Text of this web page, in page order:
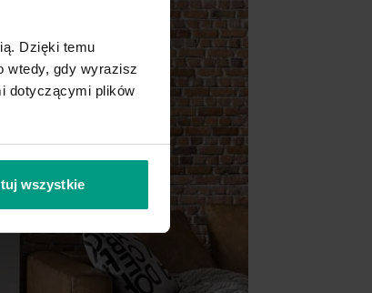
Dzięki temu
wtedy, gdy wyrazisz
dotyczącymi plików
wszystkie